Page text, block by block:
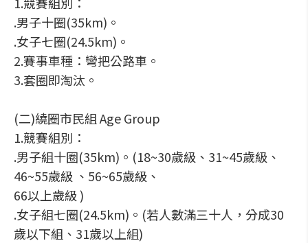
.男子十圈(35km)。
.女子七圈(24.5km)。
2.賽事車種：彎把公路車。
3.套圈即淘汰。
(二)繞圈市民組 Age Group
1.競賽組別：
.男子組十圈(35km)。(18~30歲級、31~45歲級、
46~55歲級 、56~65歲級、
66以上歲級 )
.女子組七圈(24.5km)。(若人數滿三十人，分成30
歲以下組、31歲以上組)